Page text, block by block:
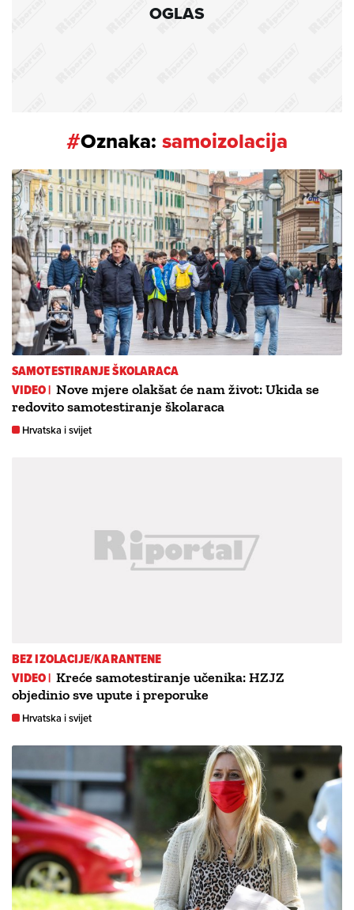
OGLAS
#Oznaka: samoizolacija
SAMOTESTIRANJE ŠKOLARACA
VIDEO | Nove mjere olakšat će nam život: Ukida se
redovito samotestiranje školaraca
Hrvatska i svijet
BEZ IZOLACIJE/KARANTENE
VIDEO | Kreće samotestiranje učenika: HZJZ
objedinio sve upute i preporuke
Hrvatska i svijet